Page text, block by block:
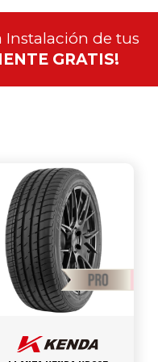
de tus
GRATIS!